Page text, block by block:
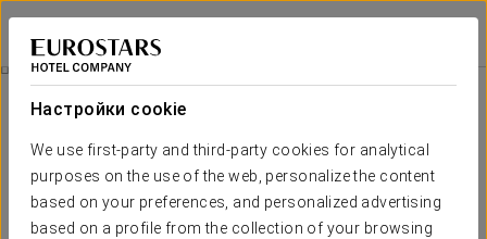
Настройки cookie
We use first-party and third-party cookies for analytical
purposes on the use of the web, personalize the content
based on your preferences, and personalized advertising
based on a profile from the collection of your browsing
Exe Coruña
А-КОРУНЬЯ
Pомантический Опыт